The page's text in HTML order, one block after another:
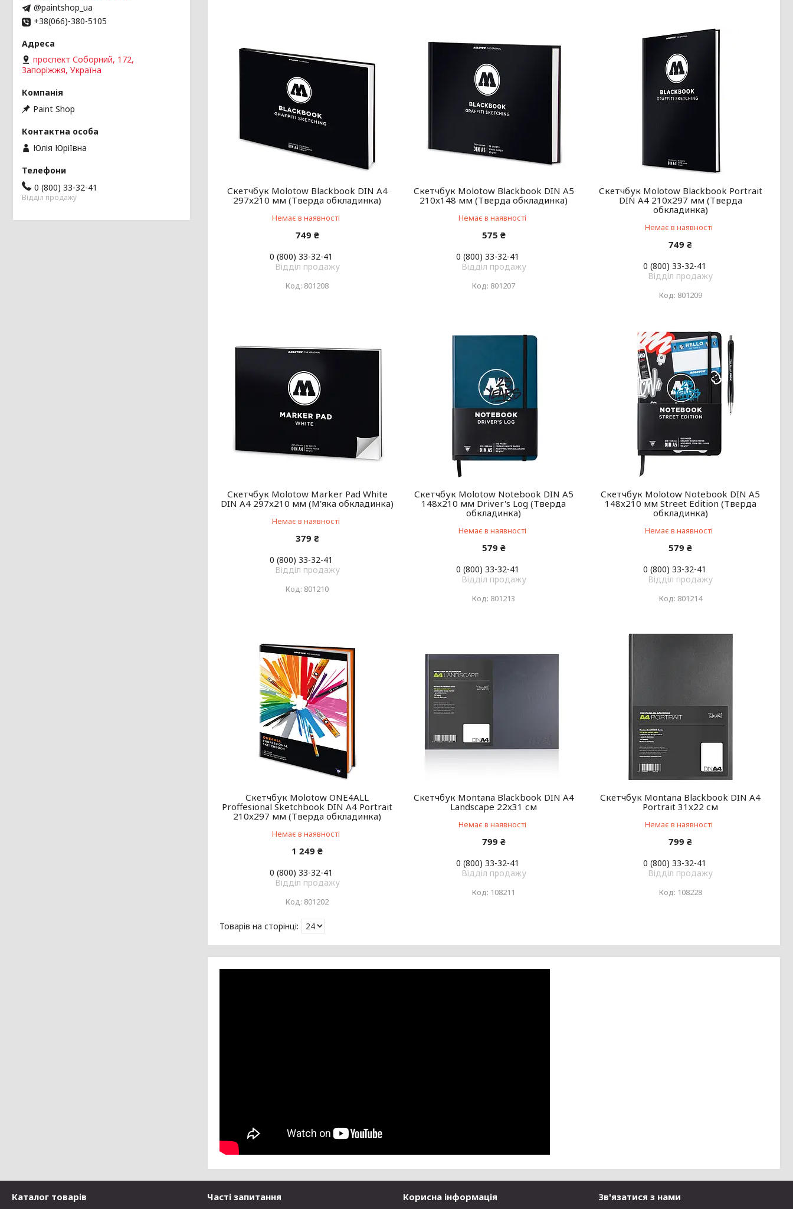
Скетчбук Molotow Blackbook DIN A4
297x210 мм (Тверда обкладинка)
Немає в наявності
749 ₴
0 (800) 33-32-41
Відділ продажу
801208
Скетчбук Molotow Blackbook DIN A5
210x148 мм (Тверда обкладинка)
Немає в наявності
575 ₴
0 (800) 33-32-41
Відділ продажу
801207
Скетчбук Molotow Blackbook Portrait
DIN A4 210х297 мм (Тверда
обкладинка)
Немає в наявності
749 ₴
0 (800) 33-32-41
Відділ продажу
801209
Скетчбук Molotow Marker Pad White
DIN A4 297x210 мм (М'яка обкладинка)
Немає в наявності
379 ₴
0 (800) 33-32-41
Відділ продажу
801210
Скетчбук Molotow Notebook DIN A5
148x210 мм Driver's Log (Тверда
обкладинка)
Немає в наявності
579 ₴
0 (800) 33-32-41
Відділ продажу
801213
Скетчбук Molotow Notebook DIN A5
148x210 мм Street Edition (Тверда
обкладинка)
Немає в наявності
579 ₴
0 (800) 33-32-41
Відділ продажу
801214
Скетчбук Molotow ONE4ALL
Proffesional Sketchbook DIN A4 Portrait
210x297 мм (Тверда обкладинка)
Немає в наявності
1 249 ₴
0 (800) 33-32-41
Відділ продажу
801202
Скетчбук Montana Blackbook DIN А4
Landscape 22x31 см
Немає в наявності
799 ₴
0 (800) 33-32-41
Відділ продажу
108211
Скетчбук Montana Blackbook DIN А4
Portrait 31x22 см
Немає в наявності
799 ₴
0 (800) 33-32-41
Відділ продажу
108228
@paintshop_ua
+38(066)-380-5105
проспект Соборний, 172,
Запоріжжя, Україна
Paint Shop
Юлія Юріївна
0 (800) 33-32-41
Відділ продажу
Каталог товарів Часті запитання Корисна інформація Зв'язатися з нами